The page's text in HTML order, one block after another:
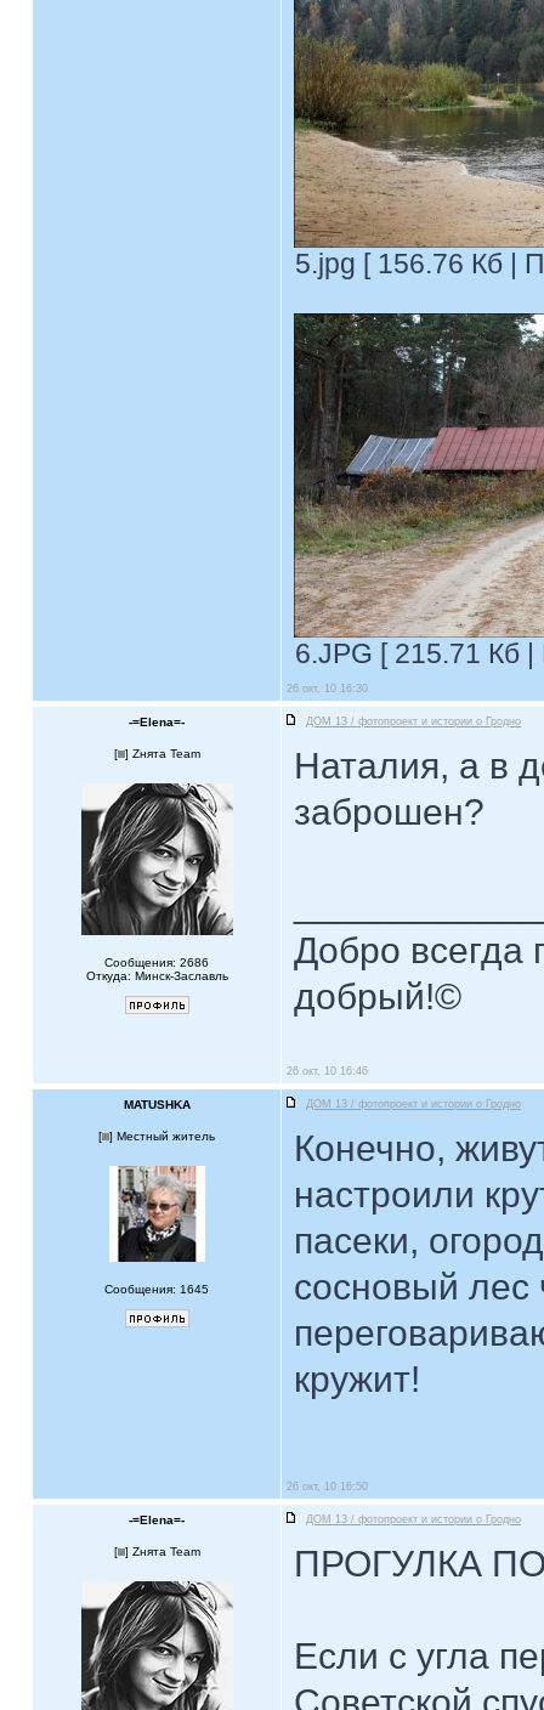
5.jpg [ 156.76 Кб |
6.JPG [ 215.71 Кб
26 окт, 10 16:30
-=Elena=- ДОМ 13 / фотопроект и истории о Гродно
[ ] Zнята Team
Сообщения: 2686
Откуда: Минск-Заславль
Наталия, а в
заброшен?
Добро всегда
добрый!©
26 окт, 10 16:46
MATUSHKA ДОМ 13 / фотопроект и истории о Гродно
[ ] Местный житель
Сообщения: 1645
Конечно,
настроили
пасеки,
сосновый лес
кружит!
26 окт, 10 16:50
-=Elena=- ДОМ 13 / фотопроект и истории о Гродно
[ ] Zнята Team ПРОГУЛКА
Если с угла